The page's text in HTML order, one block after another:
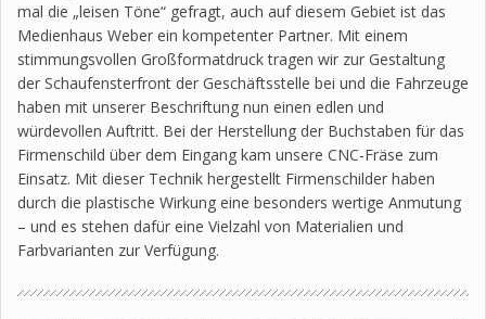
mal die „leisen Töne“ gefragt, auch auf diesem Gebiet ist das
Medienhaus Weber ein kompetenter Partner. Mit einem
stimmungsvollen Großformatdruck tragen wir zur Gestaltung
der Schaufensterfront der Geschäftsstelle bei und die Fahrzeuge
haben mit unserer Beschriftung nun einen edlen und
würdevollen Auftritt. Bei der Herstellung der Buchstaben für das
Firmenschild über dem Eingang kam unsere CNC-Fräse zum
Einsatz. Mit dieser Technik hergestellt Firmenschilder haben
durch die plastische Wirkung eine besonders wertige Anmutung
– und es stehen dafür eine Vielzahl von Materialien und
Farbvarianten zur Verfügung.